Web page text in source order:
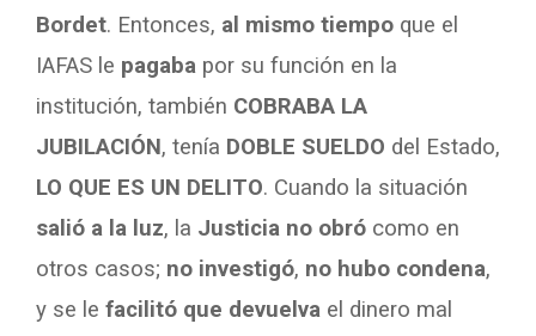
Bordet. Entonces, al mismo tiempo que el
IAFAS le pagaba por su función en la
institución, también COBRABA LA
JUBILACIÓN, tenía DOBLE SUELDO del Estado,
LO QUE ES UN DELITO. Cuando la situación
salió a la luz, la Justicia no obró como en
otros casos; no investigó, no hubo condena,
y se le facilitó que devuelva el dinero mal